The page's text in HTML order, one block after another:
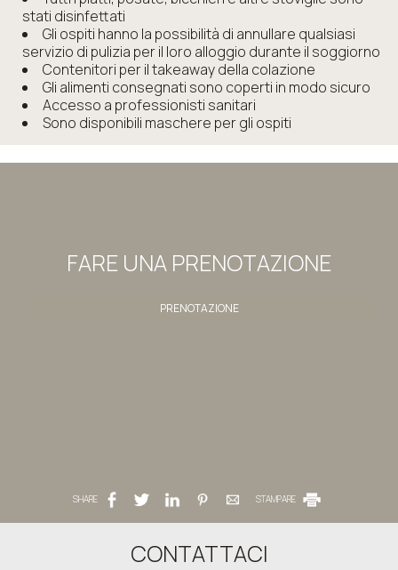
stati disinfettati
Gli ospiti hanno la possibilità di annullare qualsiasi
servizio di pulizia per il loro alloggio durante il soggiorno
Contenitori per il takeaway della colazione
Gli alimenti consegnati sono coperti in modo sicuro
Accesso a professionisti sanitari
Sono disponibili maschere per gli ospiti
FARE UNA PRENOTAZIONE
PRENOTAZIONE
SHARE STAMPARE
CONTATTACI